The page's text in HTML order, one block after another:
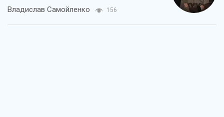
Владислав Самойленко 156